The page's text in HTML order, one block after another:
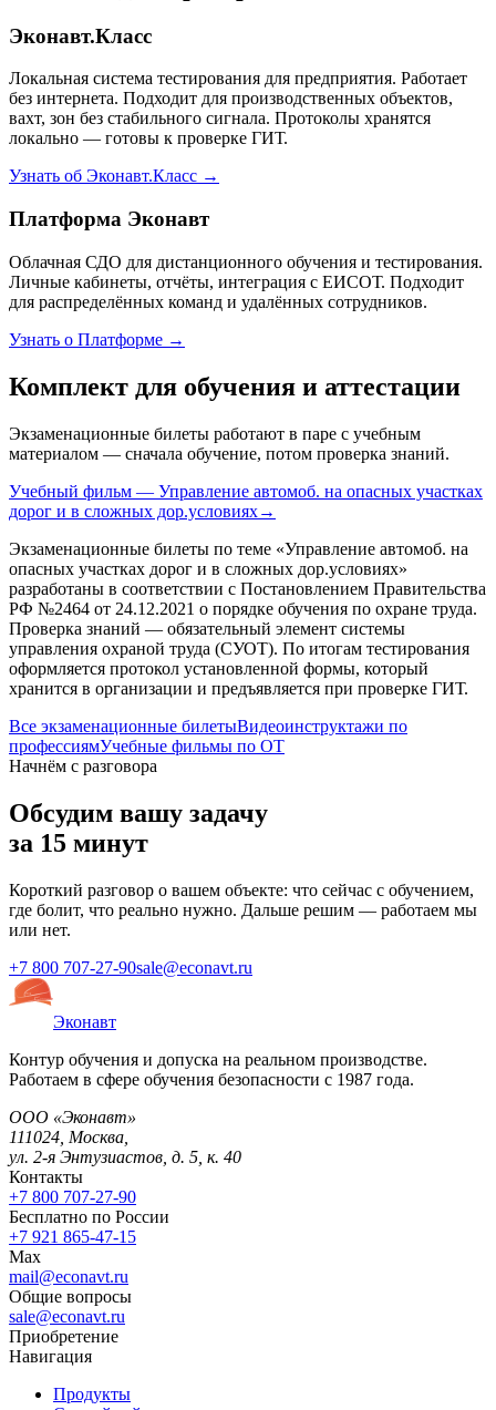
Эконавт.Класс
Локальная система тестирования для предприятия. Работает
без интернета. Подходит для производственных объектов,
вахт, зон без стабильного сигнала. Протоколы хранятся
локально — готовы к проверке ГИТ.
Узнать об Эконавт.Класс →
Платформа Эконавт
Облачная СДО для дистанционного обучения и тестирования.
Личные кабинеты, отчёты, интеграция с ЕИСОТ. Подходит
для распределённых команд и удалённых сотрудников.
Узнать о Платформе →
Комплект для обучения и аттестации
Экзаменационные билеты работают в паре с учебным
материалом — сначала обучение, потом проверка знаний.
Учебный фильм — Управление автомоб. на опасных участках
дорог и в сложных дор.условиях→
Экзаменационные билеты по теме «Управление автомоб. на
опасных участках дорог и в сложных дор.условиях»
разработаны в соответствии с Постановлением Правительства
РФ №2464 от 24.12.2021 о порядке обучения по охране труда.
Проверка знаний — обязательный элемент системы
управления охраной труда (СУОТ). По итогам тестирования
оформляется протокол установленной формы, который
хранится в организации и предъявляется при проверке ГИТ.
Все экзаменационные билетыВидеоинструктажи по
профессиямУчебные фильмы по ОТ
Начнём с разговора
Обсудим вашу задачу
за 15 минут
Короткий разговор о вашем объекте: что сейчас с обучением,
где болит, что реально нужно. Дальше решим — работаем мы
или нет.
+7 800 707-27-90sale@econavt.ru
Эконавт
Контур обучения и допуска на реальном производстве.
Работаем в сфере обучения безопасности с 1987 года.
ООО «Эконавт»
111024 Москва
ул. 2-я Энтузиастов, д. 5, к. 40
Контакты
+7 800 707-27-90
Бесплатно по России
+7 921 865-47-15
Max
mail@econavt.ru
Общие вопросы
sale@econavt.ru
Приобретение
Навигация
Продукты